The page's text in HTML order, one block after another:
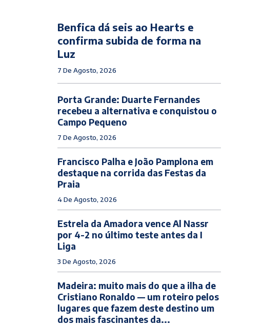
Benfica dá seis ao Hearts e
confirma subida de forma na
Luz
7 De Agosto, 2026
Porta Grande: Duarte Fernandes
recebeu a alternativa e conquistou o
Campo Pequeno
7 De Agosto, 2026
Francisco Palha e João Pamplona em
destaque na corrida das Festas da
Praia
4 De Agosto, 2026
Estrela da Amadora vence Al Nassr
por 4-2 no último teste antes da I
Liga
3 De Agosto, 2026
Madeira: muito mais do que a ilha de
Cristiano Ronaldo — um roteiro pelos
lugares que fazem deste destino um
dos mais fascinantes da...